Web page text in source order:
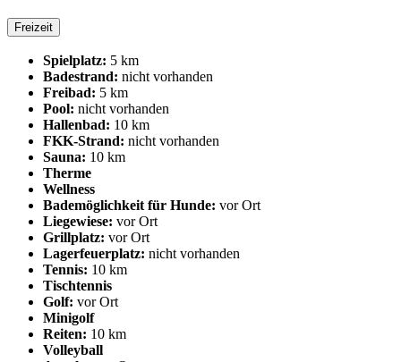
Freizeit
Spielplatz: 5 km
Badestrand: nicht vorhanden
Freibad: 5 km
Pool: nicht vorhanden
Hallenbad: 10 km
FKK-Strand: nicht vorhanden
Sauna: 10 km
Therme
Wellness
Bademöglichkeit für Hunde: vor Ort
Liegewiese: vor Ort
Grillplatz: vor Ort
Lagerfeuerplatz: nicht vorhanden
Tennis: 10 km
Tischtennis
Golf: vor Ort
Minigolf
Reiten: 10 km
Volleyball